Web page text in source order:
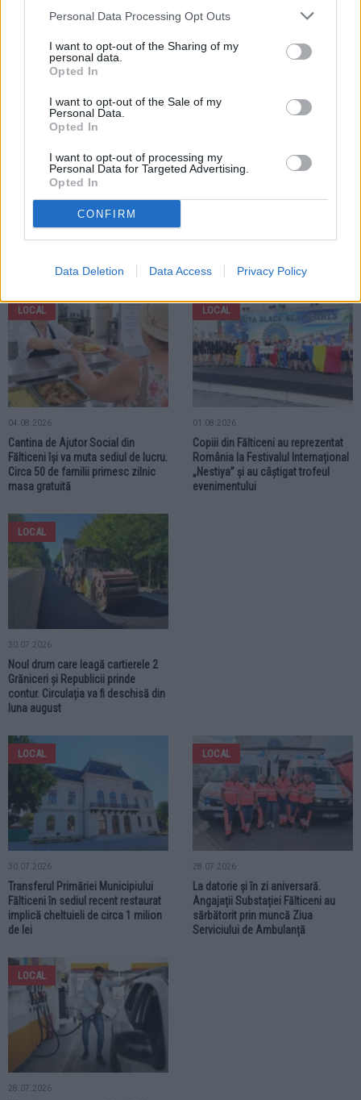
Personal Data Processing Opt Outs
I want to opt-out of the Sharing of my
personal data.
Opted In
I want to opt-out of the Sale of my
Personal Data.
Opted In
I want to opt-out of processing my
Personal Data for Targeted Advertising.
Opted In
CONFIRM
Data Deletion Data Access Privacy Policy
noi treceri de pietoni supraînălțate
funcționale și pe tronsonul Centru -
toamnă
06.08.2026
Avansări în grad desfășurate la
Jandarmi Fălticeni
LOCAL
04.08.2026
Cantina de Ajutor Social din
Fălticeni își va muta sediul de lucru.
Circa 50 de familii primesc zilnic
masa gratuită
LOCAL
01.08.2026
Copiii din Fălticeni au reprezentat
România la Festivalul Internațional
„Nestiya” și au câștigat trofeul
evenimentului
LOCAL
30.07.2026
Noul drum care leagă cartierele 2
Grăniceri și Republicii prinde
contur. Circulația va fi deschisă din
luna august
LOCAL
30.07.2026
Transferul Primăriei Municipiului
Fălticeni în sediul recent restaurat
implică cheltuieli de circa 1 milion
de lei
LOCAL
28.07.2026
La datorie și în zi aniversară.
Angajații Substației Fălticeni au
sărbătorit prin muncă Ziua
Serviciului de Ambulanță
LOCAL
28.07.2026